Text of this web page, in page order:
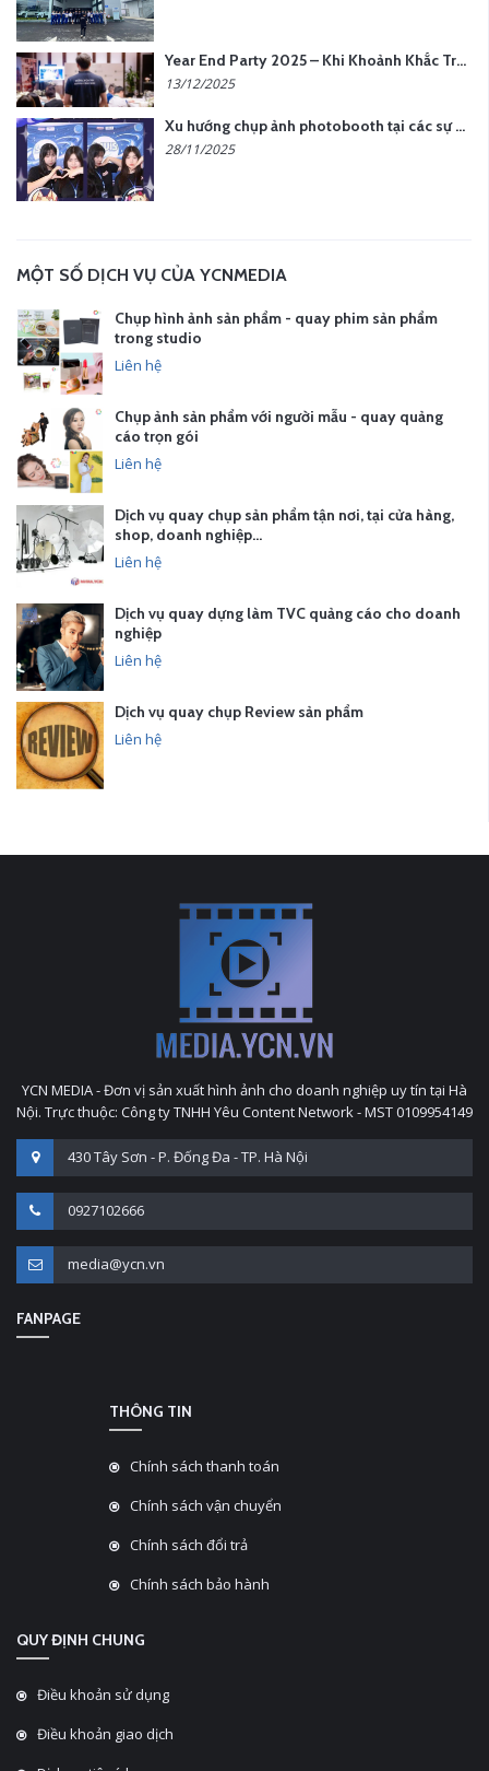
Year End Party 2025 – Khi Khoảnh Khắc Trở Thành Dấu Ấn | Gói Ưu Đãi Tháng 12 Từ YCN Media
13/12/2025
Xu hướng chụp ảnh photobooth tại các sự kiện hiện nay
28/11/2025
MỘT SỐ DỊCH VỤ CỦA YCNMEDIA
Chụp hình ảnh sản phẩm - quay phim sản phẩm
trong studio
Liên hệ
Chụp ảnh sản phẩm với người mẫu - quay quảng
cáo trọn gói
Liên hệ
Dịch vụ quay chụp sản phẩm tận nơi, tại cửa hàng,
shop, doanh nghiệp…
Liên hệ
Dịch vụ quay dựng làm TVC quảng cáo cho doanh
nghiệp
Liên hệ
Dịch vụ quay chụp Review sản phẩm
Liên hệ
YCN MEDIA - Đơn vị sản xuất hình ảnh cho doanh nghiệp uy tín tại Hà
Nội. Trực thuộc: Công ty TNHH Yêu Content Network - MST 0109954149
430 Tây Sơn - P. Đống Đa - TP. Hà Nội
0927102666
media@ycn.vn
FANPAGE
THÔNG TIN
Chính sách thanh toán
Chính sách vận chuyển
Chính sách đổi trả
Chính sách bảo hành
QUY ĐỊNH CHUNG
Điều khoản sử dụng
Điều khoản giao dịch